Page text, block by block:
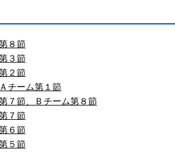
８節
３節
２節
チーム第１節
７節、Ｂチーム第８節
７節
６節
５節